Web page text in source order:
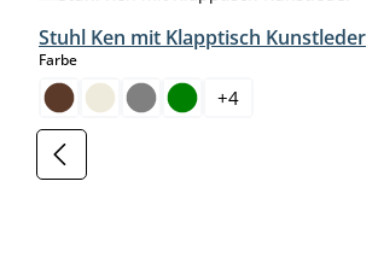
Stuhl Ken mit Klapptisch Kunstleder
Farbeauswählen
+4